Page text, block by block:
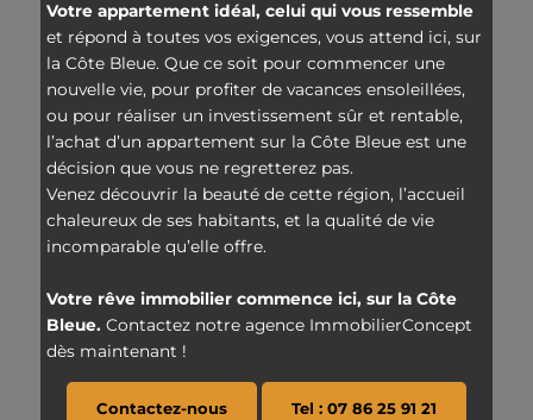
Votre appartement idéal, celui qui vous ressemble
et répond à toutes vos exigences, vous attend ici, sur
la Côte Bleue. Que ce soit pour commencer une
nouvelle vie, pour profiter de vacances ensoleillées,
ou pour réaliser un investissement sûr et rentable,
l’achat d’un appartement sur la Côte Bleue est une
décision que vous ne regretterez pas.
Venez découvrir la beauté de cette région, l’accueil
chaleureux de ses habitants, et la qualité de vie
incomparable qu’elle offre.
Votre rêve immobilier commence ici, sur la Côte
Bleue. Contactez notre agence ImmobilierConcept
dès maintenant !
Contactez-nous Tel : 07 86 25 91 21